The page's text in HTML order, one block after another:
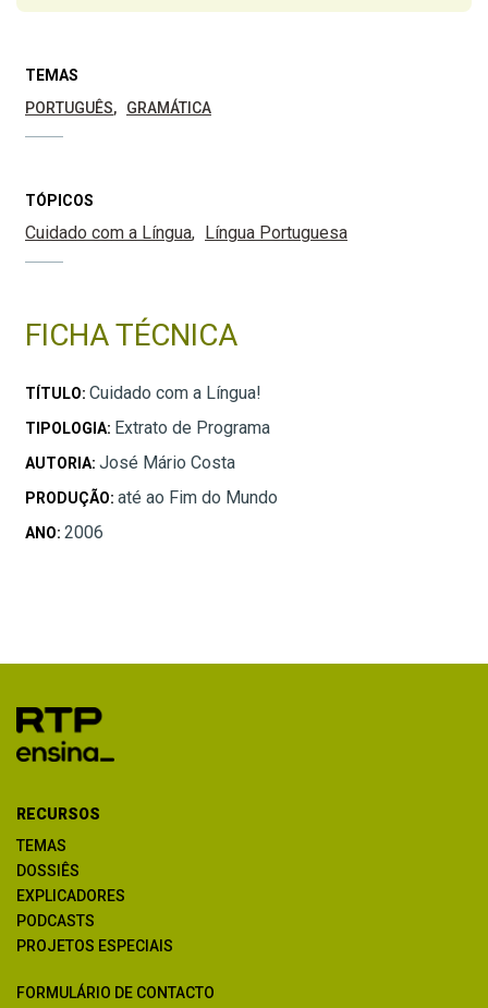
TEMAS
PORTUGUÊS
GRAMÁTICA
TÓPICOS
Cuidado com a Língua Língua Portuguesa
FICHA TÉCNICA
TÍTULO: Cuidado com a Língua!
TIPOLOGIA: Extrato de Programa
AUTORIA: José Mário Costa
PRODUÇÃO: até ao Fim do Mundo
ANO: 2006
RECURSOS
TEMAS
DOSSIÊS
EXPLICADORES
PODCASTS
PROJETOS ESPECIAIS
FORMULÁRIO DE CONTACTO